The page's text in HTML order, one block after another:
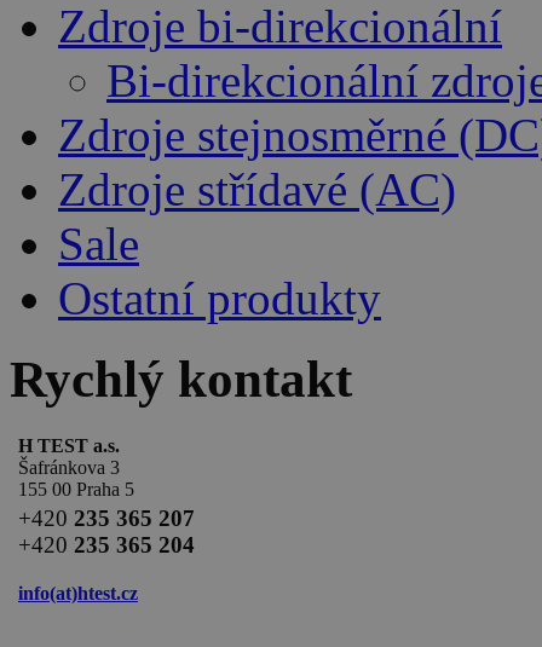
Zdroje bi-direkcionální
Bi-direkcionální
Zdroje stejnosměrné
Zdroje střídavé (AC)
Sale
Ostatní produkty
Rychlý kontakt
H TEST a.s.
Šafránkova 3
155 00 Praha 5
+420 235 365 207
+420 235 365 204
info(at)htest.cz